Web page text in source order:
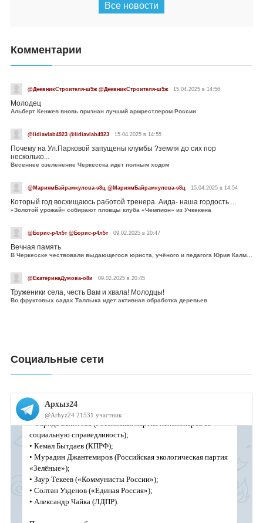
Все новости
Комментарии
@ДневникСтроителя-ш5ж @ДневникСтроителя-ш5ж 15.04.2025 в 14:56
Молодец
Альберт Кенжев вновь признан лучший армрестлером России
@lidiavlab4923 @lidiavlab4923 15.04.2025 в 14:55
Почему на Ул.Парковой запущены клумбы ?земля до сих пор
несколько...
Весеннее озеленение Черкесска идет полным ходом
@МариямБайрамкулова-э8ц @МариямБайрамкулова-э8ц 15.04.2025 в 14:54
Который год восхищаюсь работой тренера. Аида- наша гордость....
«Золотой урожай» собирают пловцы клуба «Чемпион» из Учкекена
@Борис-р4л5т @Борис-р4л5т 09.02.2025 в 20:47
Вечная память
В Черкесске чествовали выдающегося юриста, учёного и педагога Юрия Калмыкова
@ЕкатеринаДумова-о8и 09.02.2025 в 20:45
Труженики села, честь Вам и хвала! Молодцы!
Во фруктовых садах Таллыка идет активная обработка деревьев
Социальные сети